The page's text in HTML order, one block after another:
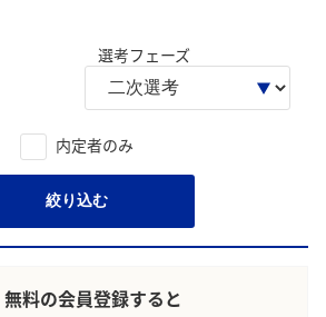
選考フェーズ
内定者のみ
絞り込む
無料の会員登録すると